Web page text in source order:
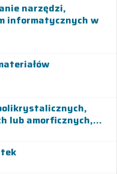
narzędzi,
informatycznych w
lub amorficznych,...